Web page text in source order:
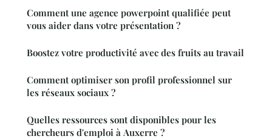
Comment une agence powerpoint qualifiée peut
vous aider dans votre présentation ?
Boostez votre productivité avec des fruits au travail
Comment optimiser son profil professionnel sur
les réseaux sociaux ?
Quelles ressources sont disponibles pour les
chercheurs d'emploi à Auxerre ?